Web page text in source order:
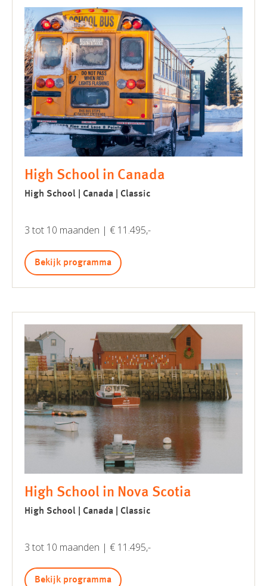
High School in Canada
High School | Canada | Classic
3 tot 10 maanden | € 11.495,-
Bekijk programma
High School in Nova Scotia
High School | Canada | Classic
3 tot 10 maanden | € 11.495,-
Bekijk programma